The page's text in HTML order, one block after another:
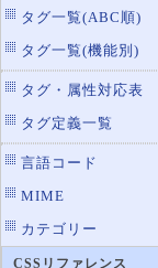
タグ一覧(ABC順)
タグ一覧(機能別)
タグ・属性対応表
タグ定義一覧
言語コード
MIME
カテゴリー
CSSリファレンス